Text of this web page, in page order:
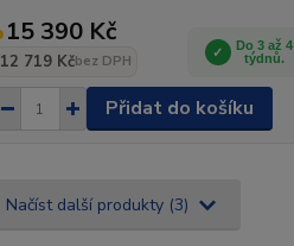
15 390 Kč
12 719 Kčbez DPH
Do 3 až 4
týdnů.
Přidat do košíku
Načíst další produkty (3)